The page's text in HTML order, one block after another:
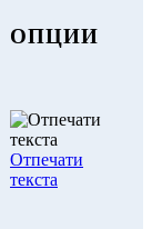
ОПЦИИ
Отпечати
текста